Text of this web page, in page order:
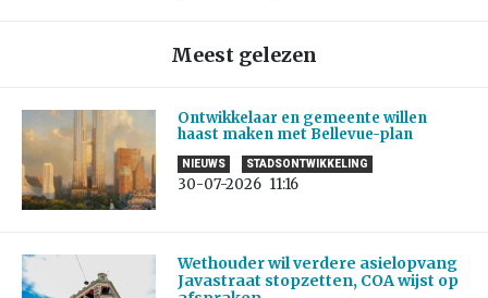
Meest gelezen
Ontwikkelaar en gemeente willen
haast maken met Bellevue-plan
NIEUWS STADSONTWIKKELING
30-07-2026 11:16
Wethouder wil verdere asielopvang
Javastraat stopzetten, COA wijst op